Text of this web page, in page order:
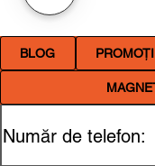
BLOG
Număr de telefon: